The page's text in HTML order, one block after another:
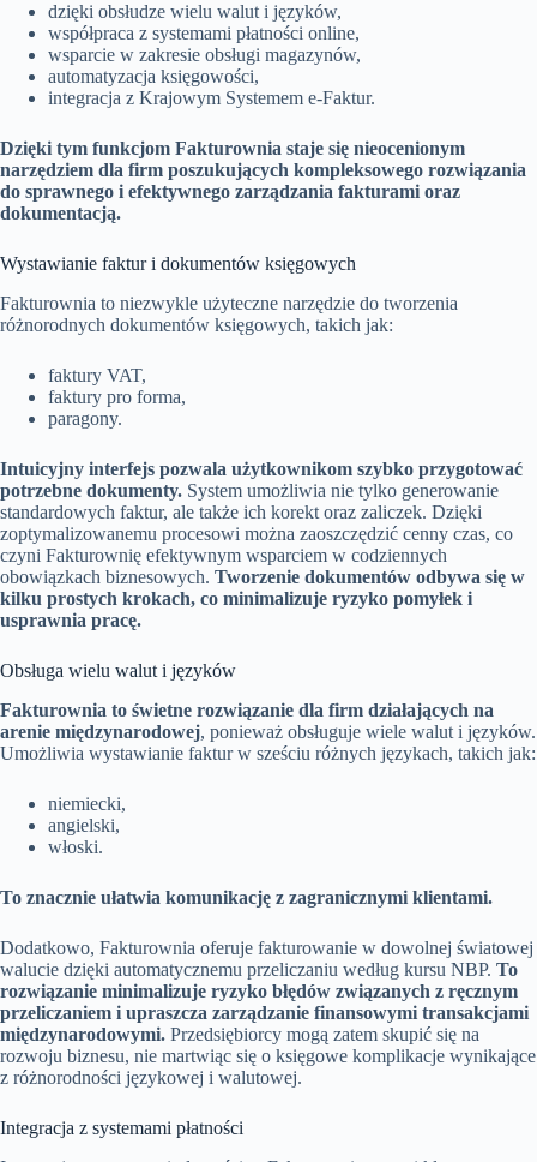
dzięki obsłudze wielu walut i języków,
współpraca z systemami płatności online,
wsparcie w zakresie obsługi magazynów,
automatyzacja księgowości,
integracja z Krajowym Systemem e-Faktur.
Dzięki tym funkcjom Fakturownia staje się nieocenionym
narzędziem dla firm poszukujących kompleksowego rozwiązania
do sprawnego i efektywnego zarządzania fakturami oraz
dokumentacją.
Wystawianie faktur i dokumentów księgowych
Fakturownia to niezwykle użyteczne narzędzie do tworzenia
różnorodnych dokumentów księgowych, takich jak:
faktury VAT,
faktury pro forma,
paragony.
Intuicyjny interfejs pozwala użytkownikom szybko przygotować
potrzebne dokumenty. System umożliwia nie tylko generowanie
standardowych faktur, ale także ich korekt oraz zaliczek. Dzięki
zoptymalizowanemu procesowi można zaoszczędzić cenny czas, co
czyni Fakturownię efektywnym wsparciem w codziennych
obowiązkach biznesowych. Tworzenie dokumentów odbywa się w
kilku prostych krokach, co minimalizuje ryzyko pomyłek i
usprawnia pracę.
Obsługa wielu walut i języków
Fakturownia to świetne rozwiązanie dla firm działających na
arenie międzynarodowej, ponieważ obsługuje wiele walut i języków.
Umożliwia wystawianie faktur w sześciu różnych językach, takich jak:
niemiecki,
angielski,
włoski.
To znacznie ułatwia komunikację z zagranicznymi klientami.
Dodatkowo, Fakturownia oferuje fakturowanie w dowolnej światowej
walucie dzięki automatycznemu przeliczaniu według kursu NBP. To
rozwiązanie minimalizuje ryzyko błędów związanych z ręcznym
przeliczaniem i upraszcza zarządzanie finansowymi transakcjami
międzynarodowymi. Przedsiębiorcy mogą zatem skupić się na
rozwoju biznesu, nie martwiąc się o księgowe komplikacje wynikające
z różnorodności językowej i walutowej.
Integracja z systemami płatności